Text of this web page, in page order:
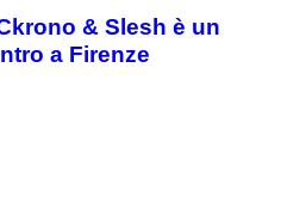
& Slesh è un
a Firenze